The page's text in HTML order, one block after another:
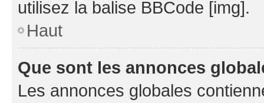
utilisez la balise BBCode [img].
Haut
Que sont les annonces
Les annonces globales